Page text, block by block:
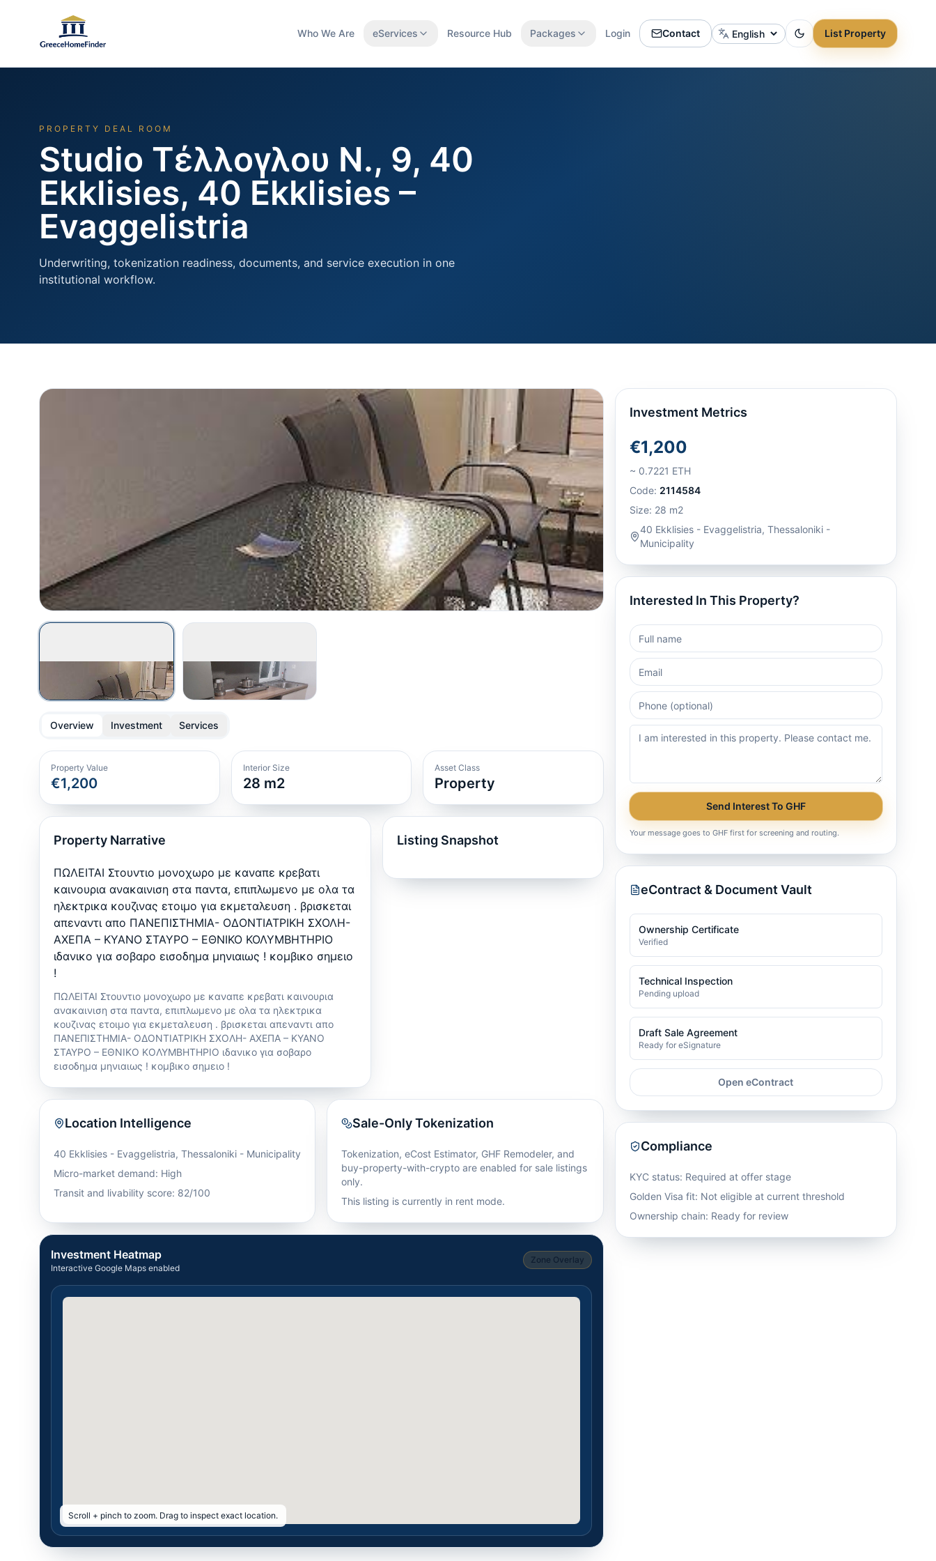
Who We Are eServices Resource Hub Packages Login Contact
Change language
List Property
PROPERTY DEAL ROOM
Studio Τέλλογλου Ν., 9, 40
Ekklisies, 40 Ekklisies –
Evaggelistria
Underwriting, tokenization readiness, documents, and service execution in one
institutional workflow.
Overview Investment Services
Property Value
€1,200
Interior Size
28 m2
Asset Class
Property
Property Narrative
ΠΩΛΕΙΤΑΙ Στουντιο μονοχωρο με καναπε κρεβατι
καινουρια ανακαινιση στα παντα, επιπλωμενο με ολα τα
ηλεκτρικα κουζινας ετοιμο για εκμεταλευση . βρισκεται
απεναντι απο ΠΑΝΕΠΙΣΤΗΜΙΑ- ΟΔΟΝΤΙΑΤΡΙΚΗ ΣΧΟΛΗ-
ΑΧΕΠΑ – ΚΥΑΝΟ ΣΤΑΥΡΟ – ΕΘΝΙΚΟ ΚΟΛΥΜΒΗΤΗΡΙΟ
ιδανικο για σοβαρο εισοδημα μηνιαιως ! κομβικο σημειο
!
ΠΩΛΕΙΤΑΙ Στουντιο μονοχωρο με καναπε κρεβατι καινουρια
ανακαινιση στα παντα, επιπλωμενο με ολα τα ηλεκτρικα
κουζινας ετοιμο για εκμεταλευση . βρισκεται απεναντι απο
ΠΑΝΕΠΙΣΤΗΜΙΑ- ΟΔΟΝΤΙΑΤΡΙΚΗ ΣΧΟΛΗ- ΑΧΕΠΑ – ΚΥΑΝΟ
ΣΤΑΥΡΟ – ΕΘΝΙΚΟ ΚΟΛΥΜΒΗΤΗΡΙΟ ιδανικο για σοβαρο
εισοδημα μηνιαιως ! κομβικο σημειο !
Listing Snapshot
Location Intelligence
40 Ekklisies - Evaggelistria, Thessaloniki - Municipality
Micro-market demand: High
Transit and livability score: 82/100
Sale-Only Tokenization
Tokenization, eCost Estimator, GHF Remodeler, and
buy-property-with-crypto are enabled for sale listings
only.
This listing is currently in rent mode.
Investment Heatmap
Interactive Google Maps enabled
Zone Overlay
Scroll + pinch to zoom. Drag to inspect exact location.
Investment Metrics
€1,200
~ 0.7221 ETH
Code: 2114584
Size: 28 m2
40 Ekklisies - Evaggelistria,Thessaloniki -
Municipality
Interested In This Property?
Send Interest To GHF
Your message goes to GHF first for screening and routing.
eContract & Document Vault
Ownership Certificate
Verified
Technical Inspection
Pending upload
Draft Sale Agreement
Ready for eSignature
Open eContract
Compliance
KYC status: Required at offer stage
Golden Visa fit: Not eligible at current threshold
Ownership chain: Ready for review